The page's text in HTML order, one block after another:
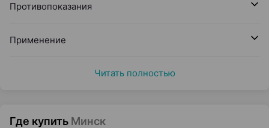
Противопоказания
Применение
Читать полностью
Где купить Минск